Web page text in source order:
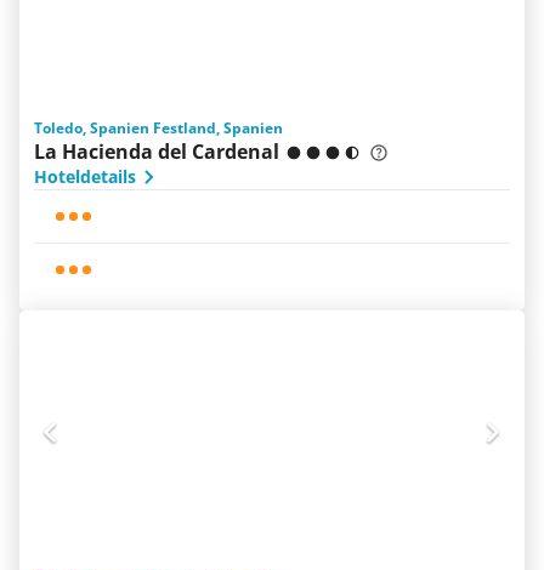
Toledo, Spanien Festland, Spanien
La Hacienda del Cardenal
Hoteldetails